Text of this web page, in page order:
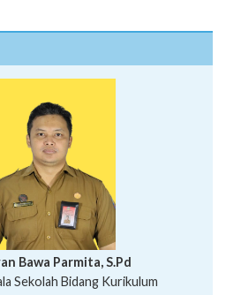
Suhartana, S.Pd.
Bawa Parmita, S.Pd
Sekolah Bidang Kurikulum
Aditya Pratita, S.Pd., M.Sn
Nopi Sutantri, S.Pd.